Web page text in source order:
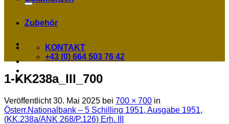
Zubehör
KONTAKT
+43 (0) 664 503 76 42
1-KK238a_III_700
Veröffentlicht30. Mai 2025 bei 700 × 700 in
Österr.Nationalbank – 5 Schilling 1951, Ausgabe 1951,
(KK.238a/ANK 268/P.126) Erh. III